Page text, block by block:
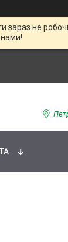
зараз не